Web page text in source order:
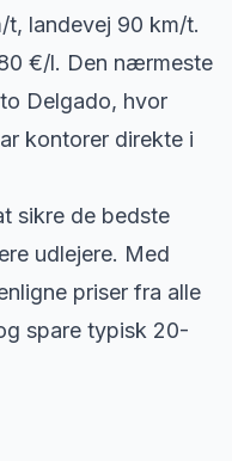
t, landevej 90 km/t.
€/l. Den nærmeste
Delgado, hvor
kontorer direkte i
sikre de bedste
udlejere. Med
priser fra alle
spare typisk 20-